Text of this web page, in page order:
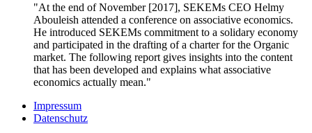
"At the end of November [2017], SEKEMs CEO Helmy
Abouleish attended a conference on associative economics.
He introduced SEKEMs commitment to a solidary economy
and participated in the drafting of a charter for the Organic
market. The following report gives insights into the content
that has been developed and explains what associative
economics actually mean."
Impressum
Datenschutz